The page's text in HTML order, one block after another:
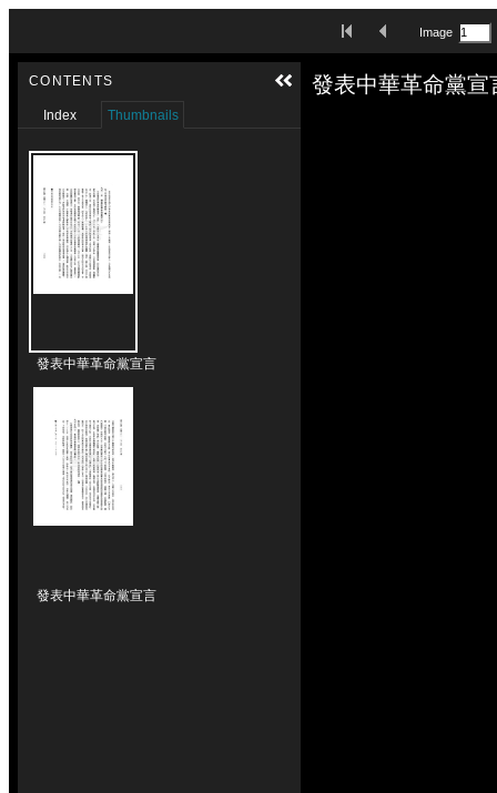
First ImagePrevious Image
Image
Media Viewer
發表中華革命黨宣
CONTENTS
Index Thumbnails
發表中華革命黨宣言
發表中華革命黨宣言